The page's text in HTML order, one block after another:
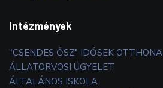
Intézmények
"CSENDES ŐSZ" IDŐSEK OTTHONA
ÁLLATORVOSI ÜGYELET
ÁLTALÁNOS ISKOLA